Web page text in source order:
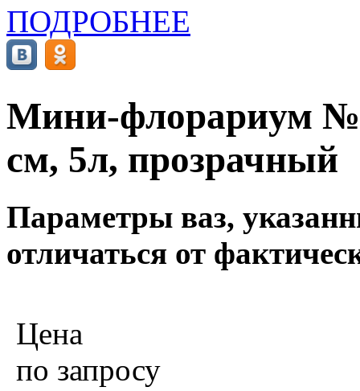
ПОДРОБНЕЕ
Мини-флорариум
см, 5л, прозрачный
Параметры ваз,
отличаться от
Цена
по запросу